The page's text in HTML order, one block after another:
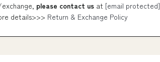
please contact us at [email protected]
details>>> Return & Exchange Policy